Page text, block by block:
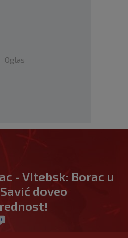
Oglas
- Vitebsk: Borac u
doveo